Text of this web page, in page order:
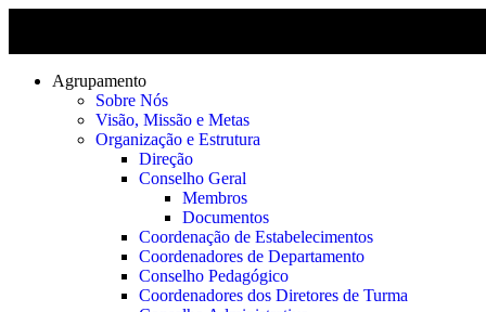
Agrupamento
Sobre Nós
Visão, Missão e Metas
Organização e Estrutura
Direção
Conselho Geral
Membros
Documentos
Coordenação de Estabelecimentos
Coordenadores de Departamento
Conselho Pedagógico
Coordenadores dos Diretores de Turma